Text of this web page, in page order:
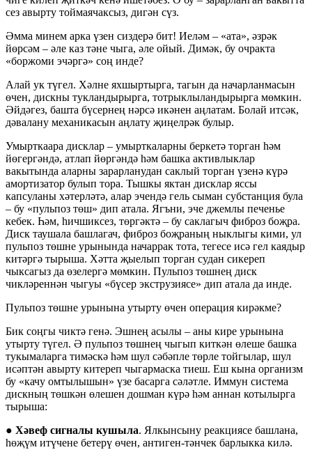
сез авырту тоймаячаксыз, дигән сүз.
Әмма минем арка үзен сиздерә бит! Иеләм – «ата», әзрәк
йөрсәм – әле каз тәне чыга, әле ойый. Димәк, бу очракта
«боржоми эчәргә» соң инде?
Алай ук түгел. Хәлне яхшыртырга, тагын да начарланмасын
өчен, дискны тукландырырга, тотрыклыландырырга мөмкин.
Әйдәгез, башта бүсернең нәрсә икәнен аңлатам. Болай итсәк,
дәвалану механикасын аңлату җиңелрәк булыр.
Умырткаара дисклар – умырткаларны беркетә торган һәм
йөгергәндә, атлап йөргәндә һәм башка активлыклар
вакытында аларны зарарланудан саклый торган үзенә күрә
амортизатор булып тора. Тышкы яктан дисклар яссы
капсуланы хәтерләтә, алар эчендә гель сыман субстанция була
– бу «пульпоз төш» дип атала. Ягъни, эче джемлы печенье
кебек. Һәм, һичшиксез, төргәктә – бу саклагыч фиброз боҗра.
Диск таушала башлагач, фиброз боҗраның ныклыгы кими, ул
пульпоз төшне урынында начаррак тота, тегесе исә гел каядыр
китәргә тырыша. Хәтта җыелып торган судан сикереп
чыксагыз да өзелергә мөмкин. Пульпоз төшнең диск
чикләреннән чыгуы «бүсер экструзиясе» дип атала да инде.
Пульпоз төшне урынына утырту өчен операция кирәкме?
Бик соңгы чиктә генә. Эшнең асылы – аны кире урынына
утырту түгел. Ә пульпоз төшнең чыгып киткән өлеше башка
тукымаларга тимәскә һәм шул сәбәпле төрле тойгылар, шул
исәптән авырту китереп чыгармаска тиеш. Еш кына организм
бу «качу омтылышын» үзе басарга сәләтле. Иммун система
дискның төшкән өлешен дошман күрә һәм аннан котылырга
тырыша:
● Хәвеф сигналы кушыла. Ялкынсыну реакциясе башлана,
һөҗүм итүчене бетерү өчен, антиген-тәнчек барлыкка килә.